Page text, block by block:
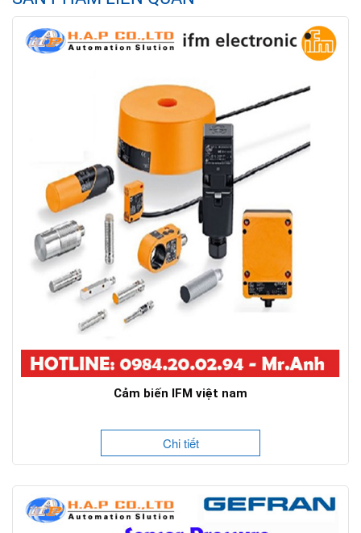
Cảm biến IFM việt nam
Chi tiết